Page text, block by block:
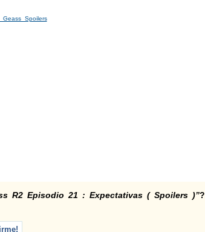
Geass Spoilers
R2 Episodio 21 : Expectativas ( Spoilers )”?